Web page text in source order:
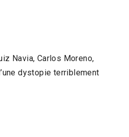
Navia, Carlos Moreno,
dystopie terriblement